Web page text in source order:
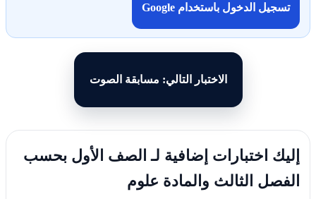
تسجيل الدخول باستخدام Google
الاختبار التالي: مسابقة الصوت
إليك اختبارات إضافية لـ الصف الأول بحسب
الفصل الثالث والمادة علوم